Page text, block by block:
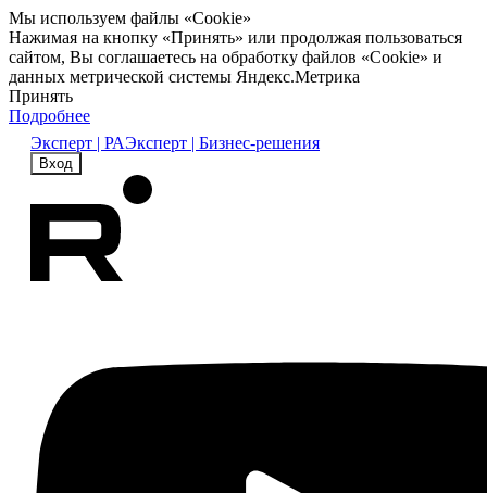
Мы используем файлы «Cookie»
Нажимая на кнопку «Принять» или продолжая пользоваться
сайтом, Вы соглашаетесь на обработку файлов «Cookie» и
данных метрической системы Яндекс.Метрика
Принять
Подробнее
Эксперт | РАЭксперт | Бизнес-решения
Вход